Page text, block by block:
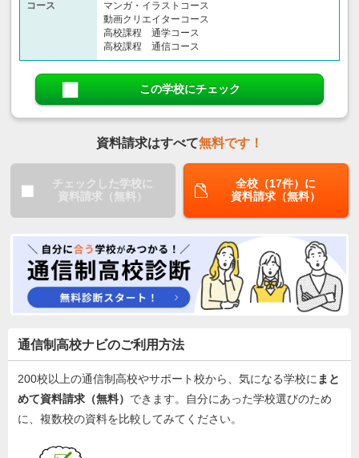
コース
マンガ・イラストコース
動画クリエイターコース
高校課程 通学コース
高校課程 通信コース
この学校にチェック
資料請求はすべて無料です！
チェックした学校に
資料請求（無料）
全校（17件）に
資料請求（無料）
通信制高校ナビのご利用方法
200校以上の通信制高校やサポート校から、気になる学校に まと
めて資料請求（無料） できます。自分にあった学校選びのため
に、複数校の資料を比較してみてください。